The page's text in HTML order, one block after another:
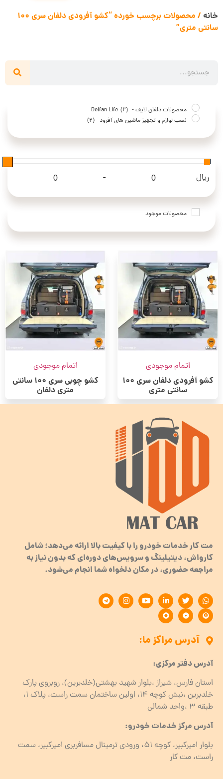
خانه
/ محصولات برچسب خورده “کشو آفرودی دلفان سری 100
سانتی متری”
محصولات دلفان لایف - Delfan Life (2)
نصب لوازم و تجهیز ماشین های آفرود (2)
ریال Minimum Price
-
Maximum Price
محصولات موجود
اتمام موجودی
کشو آفرودی دلفان سری 100
سانتی متری
اتمام موجودی
کشو چوبی سری 100 سانتی
متری دلفان
مت کار خدمات خودرو را با کیفیت بالا ارائه می‌دهد؛ شامل
کارواش، دیتیلینگ و سرویس‌های دوره‌ای که بدون نیاز به
مراجعه حضوری، در مکان دلخواه شما انجام می‌شود.
آدرس مراکز ما:
آدرس دفتر مرکزی:
استان فارس، شیراز ،بلوار شهید بهشتی(خلدبرین)، روبروی پارک
خلدبرین ،نبش کوچه ۱۴، اولین ساختمان سمت راست، پلاک 1،
طبقه ۳ ،واحد شمالی
آدرس مرکز خدمات خودرو:
بلوار امیرکبیر، کوچه 51، ورودی ترمینال مسافربری امیرکبیر، سمت
راست، مت کار